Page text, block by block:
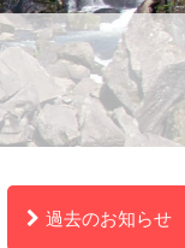
過去のお知らせ